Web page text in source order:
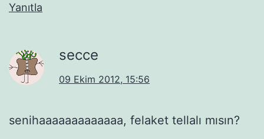
Yanıtla
secce
09 Ekim 2012, 15:56
senihaaaaaaaaaaaaa, felaket tellalı mısın?